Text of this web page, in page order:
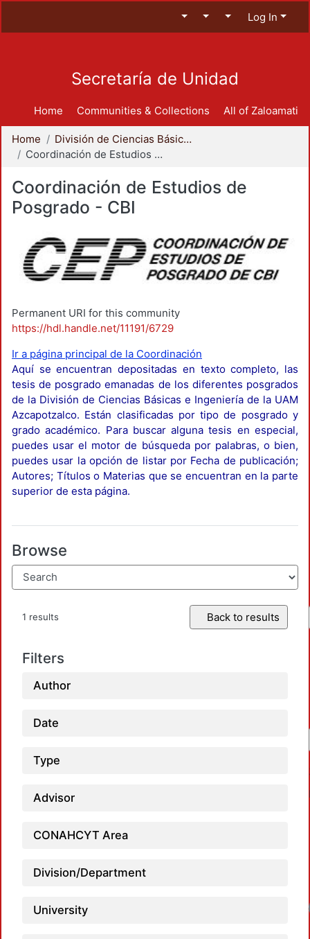
Log In
Secretaría de Unidad
Home Communities & Collections All of Zaloamati
Home
División de Ciencias Básicas e Ingeniería
Coordinación de Estudios de Posgrado - CBI
Coordinación de Estudios de
Posgrado - CBI
Permanent URI for this community
https://hdl.handle.net/11191/6729
Ir a página principal de la Coordinación
Aquí se encuentran depositadas en texto completo, las
tesis de posgrado emanadas de los diferentes posgrados
de la División de Ciencias Básicas e Ingeniería de la UAM
Azcapotzalco. Están clasificadas por tipo de posgrado y
grado académico. Para buscar alguna tesis en especial,
puedes usar el motor de búsqueda por palabras, o bien,
puedes usar la opción de listar por Fecha de publicación;
Autores; Títulos o Materias que se encuentran en la parte
superior de esta página.
Browse
1 results Back to results
Filters
Author
Date
Type
Advisor
CONAHCYT Area
Division/Department
University